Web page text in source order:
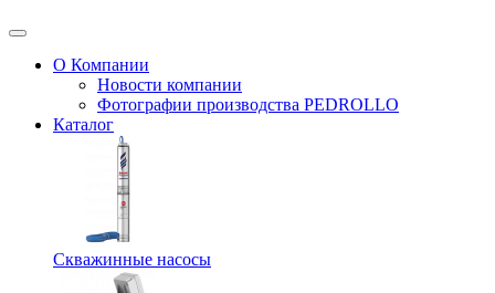
О Компании
Новости компании
Фотографии производства PEDROLLO
Каталог
Скважинные насосы